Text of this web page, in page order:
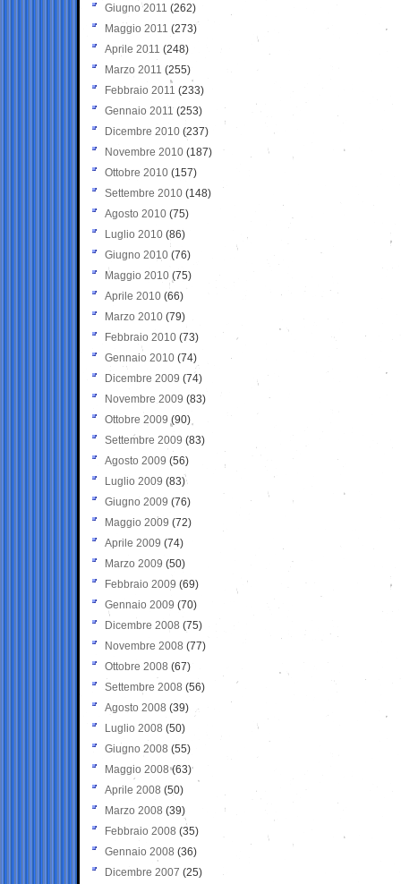
Giugno 2011 (262)
Maggio 2011 (273)
Aprile 2011 (248)
Marzo 2011 (255)
Febbraio 2011 (233)
Gennaio 2011 (253)
Dicembre 2010 (237)
Novembre 2010 (187)
Ottobre 2010 (157)
Settembre 2010 (148)
Agosto 2010 (75)
Luglio 2010 (86)
Giugno 2010 (76)
Maggio 2010 (75)
Aprile 2010 (66)
Marzo 2010 (79)
Febbraio 2010 (73)
Gennaio 2010 (74)
Dicembre 2009 (74)
Novembre 2009 (83)
Ottobre 2009 (90)
Settembre 2009 (83)
Agosto 2009 (56)
Luglio 2009 (83)
Giugno 2009 (76)
Maggio 2009 (72)
Aprile 2009 (74)
Marzo 2009 (50)
Febbraio 2009 (69)
Gennaio 2009 (70)
Dicembre 2008 (75)
Novembre 2008 (77)
Ottobre 2008 (67)
Settembre 2008 (56)
Agosto 2008 (39)
Luglio 2008 (50)
Giugno 2008 (55)
Maggio 2008(63)
Aprile 2008 (50)
Marzo 2008 (39)
Febbraio 2008 (35)
Gennaio 2008 (36)
Dicembre 2007 (25)